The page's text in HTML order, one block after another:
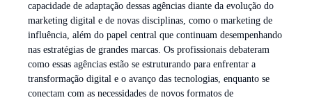
capacidade de adaptação dessas agências diante da evolução do
marketing digital e de novas disciplinas, como o marketing de
influência, além do papel central que continuam desempenhando
nas estratégias de grandes marcas. Os profissionais debateram
como essas agências estão se estruturando para enfrentar a
transformação digital e o avanço das tecnologias, enquanto se
conectam com as necessidades de novos formatos de